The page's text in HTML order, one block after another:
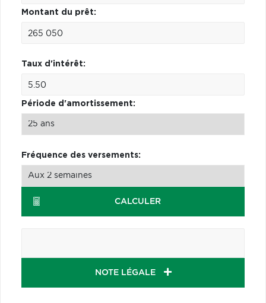
Montant du prêt:
Taux d'intérêt:
Période d'amortissement:
Fréquence des versements:
CALCULER
NOTE LÉGALE